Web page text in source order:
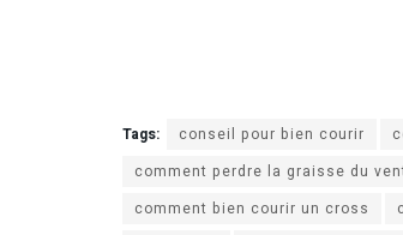
Tags: conseil pour bien courir
comment perdre la graisse du
comment bien courir un cross